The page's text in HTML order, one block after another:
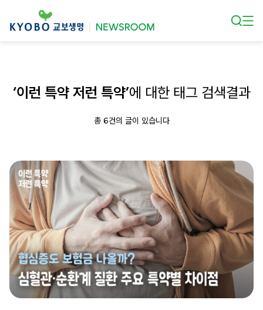
‘이런 특약 저런 특약’에 대한 태그 검색결과
총 6건의 글이 있습니다